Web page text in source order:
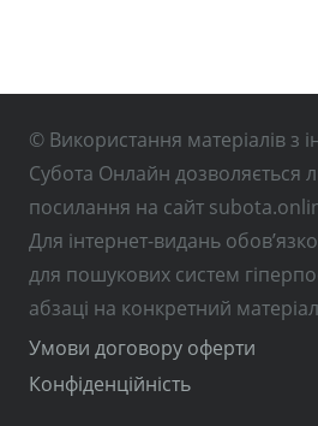
© Використання матеріалів з
Субота Онлайн дозволяється
посилання на сайт
Для інтернет-видань
для пошукових систем
абзаці на конкретний
Умови договору оферти
Конфіденційність